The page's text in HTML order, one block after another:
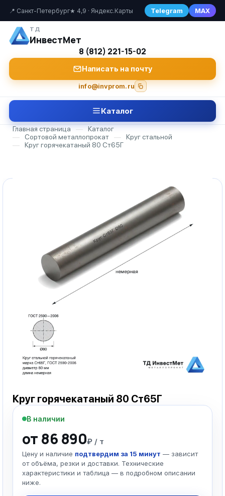
📍 Санкт-Петербург★ 4,9 · Яндекс.Карты Telegram MAX
ТД
ИнвестМет
8 (812) 221-15-02
Написать на почту
info@invprom.ru
Каталог
Главная страница —
Каталог
—
Сортовой металлопрокат —
Круг стальной
—
Круг горячекатаный 80 Ст65Г
Круг горячекатаный 80 Ст65Г
В наличии
от 86 890₽ / т
Цену и наличие подтвердим за 15 минут — зависит
от объёма, резки и доставки. Технические
характеристики и таблица — в подробном описании
ниже.